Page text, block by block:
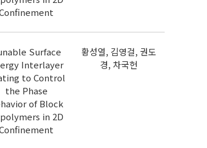
Surface
Interlayer
to Control
the Phase
of Block
in 2D
황성열, 김영걸, 권도
경, 차국헌